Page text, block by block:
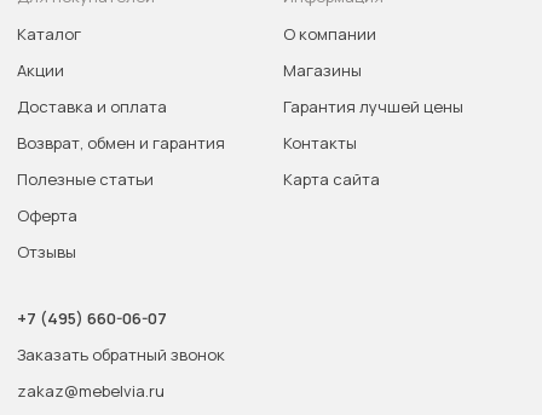
Каталог
Акции
Доставка и оплата
Возврат, обмен и гарантия
Полезные статьи
Оферта
Отзывы
О компании
Магазины
Гарантия лучшей цены
Контакты
Карта сайта
+7 (495) 660-06-07
Заказать обратный звонок
zakaz@mebelvia.ru